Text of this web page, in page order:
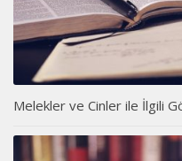
Melekler ve Cinler ile İlgili